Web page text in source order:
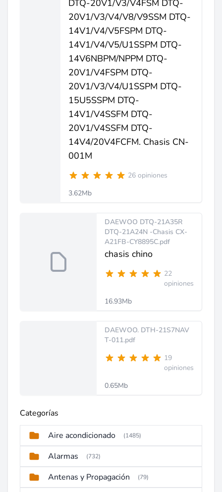
DTQ-20V1/V3/V4FSM DTQ-
20V1/V3/V4/V8/V9SSM DTQ-
14V1/V4/V5FSPM DTQ-
14V1/V4/V5/U1SSPM DTQ-
14V6NBPM/NPPM DTQ-
20V1/V4FSPM DTQ-
20V1/V3/V4/U1SSPM DTQ-
15U5SSPM DTQ-
14V1/V4SSFM DTQ-
20V1/V4SSFM DTQ-
14V4/20V4FCFM. Chasis CN-
001M
26 opiniones
3.62Mb
DAEWOO DTQ-21A35R
DTQ-21A24N -Chasis CX-
A21FB-CY8895C.pdf
chasis chino
22
opiniones
16.93Mb
DAEWOO. DTH-21S7NAV
T-011.pdf
19
opiniones
0.65Mb
Categorías
Aire acondicionado (1485)
Alarmas (732)
Antenas y Propagación (79)